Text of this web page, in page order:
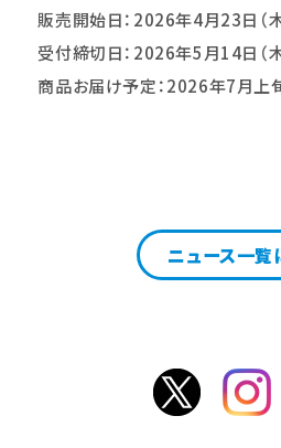
販売開始日：2026年4月23日（
受付締切日：2026年5月14日（
商品お届け予定：2026年7月上
ニュース一覧